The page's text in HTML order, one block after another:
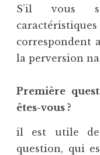
S’il vous
correspondent
la perversion
Première
êtes-vous ?
il est utile de
question, qui